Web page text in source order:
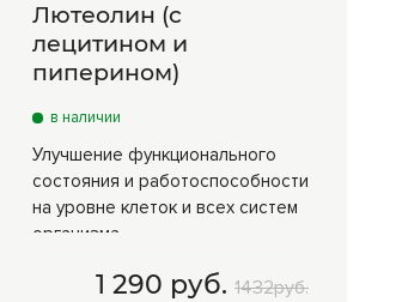
Лютеолин (с
лецитином и
пиперином)
в наличии
Улучшение функционального
состояния и работоспособности
на уровне клеток и всех систем
организма
1 290 руб. 1432руб.
30 г 1 290 руб.